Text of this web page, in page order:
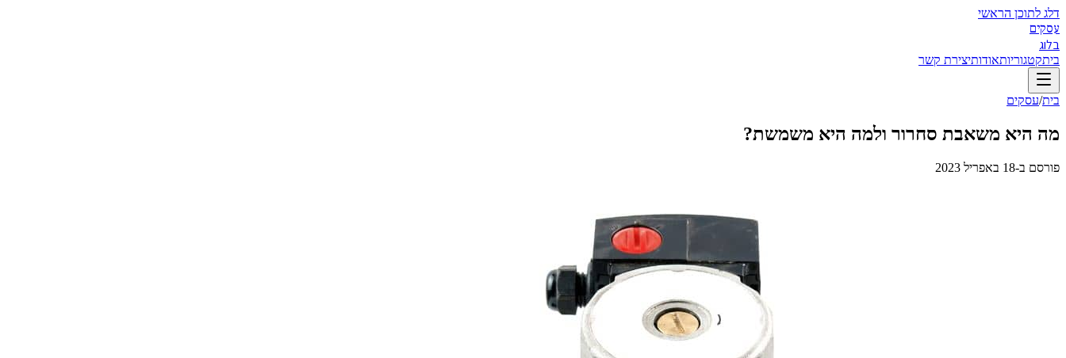
דלג לתוכן הראשי
עסקים
בלוג
ביתקטגוריותאודותיצירת קשר
בית/עסקים
מה היא משאבת סחרור ולמה היא משמשת?
פורסם ב-18 באפריל 2023